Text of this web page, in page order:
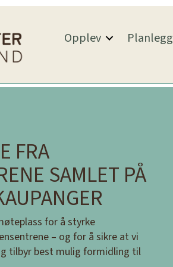
Opplev Planlegg
FRA
SAMLET PÅ
for å styrke
– og for å sikre at vi
tilbyr best mulig formidling til